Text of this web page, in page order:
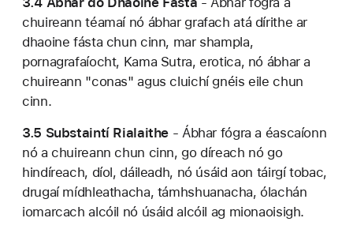
chuireann téamaí nó ábhar grafach atá dírithe ar
dhaoine fásta chun cinn, mar shampla,
pornagrafaíocht, Kama Sutra, erotica, nó ábhar a
chuireann "conas" agus cluichí gnéis eile chun
cinn.
3.5 Substaintí Rialaithe - Ábhar fógra a éascaíonn
nó a chuireann chun cinn, go díreach nó go
hindíreach, díol, dáileadh, nó úsáid aon táirgí tobac,
drugaí mídhleathacha, támhshuanacha, ólachán
iomarcach alcóil nó úsáid alcóil ag mionaoisigh.